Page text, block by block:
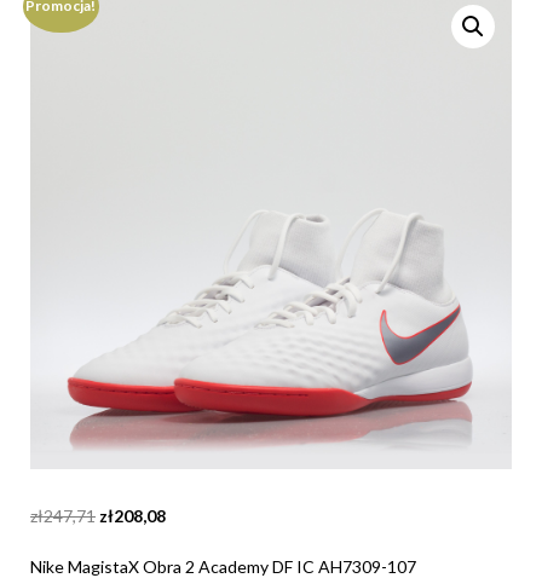
Promocja!
zł247,71 Original
was:
zł208,08Current
is:
Nike MagistaX Obra 2 Academy DF IC AH7309-107